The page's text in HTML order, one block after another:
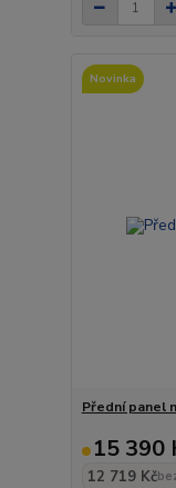
Novinka
Přední panel
15 390
12 719 Kč